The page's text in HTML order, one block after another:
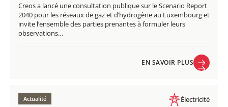
Creos a lancé une consultation publique sur le Scenario Report
2040 pour les réseaux de gaz et d’hydrogène au Luxembourg et
invite l’ensemble des parties prenantes à formuler leurs
observations…
EN SAVOIR PLUS
Actualité Électricité